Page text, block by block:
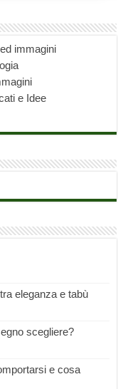
immagini
e Idee
eleganza e tabù
scegliere?
e cosa